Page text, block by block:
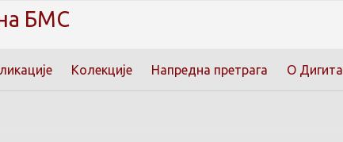
БМС
Колекције Напредна претрага О